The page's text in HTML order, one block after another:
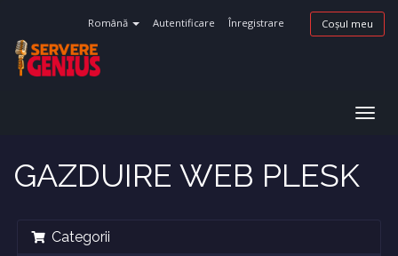
Română Autentificare Înregistrare Coșul meu
GAZDUIRE WEB PLESK
Categorii